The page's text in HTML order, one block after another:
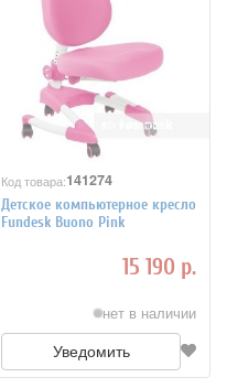
Код товара:141274
Детское компьютерное кресло
Fundesk Buono Pink
15 190 р.
нет в наличии
Уведомить